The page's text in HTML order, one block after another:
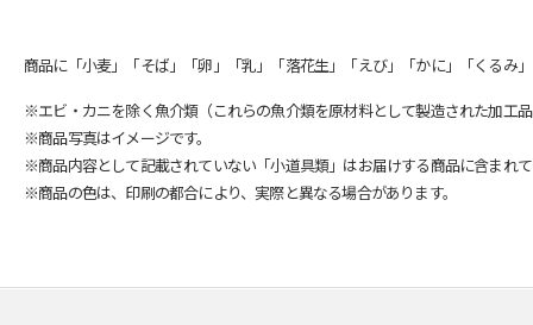
商品に「小麦」「そば」「卵」「乳」「落花生」「えび」「かに」「くるみ
※エビ・カニを除く魚介類（これらの魚介類を原材料として製造された加工
※商品写真はイメージです。
※商品内容として記載されていない「小道具類」はお届けする商品に含まれ
※商品の色は、印刷の都合により、実際と異なる場合があります。